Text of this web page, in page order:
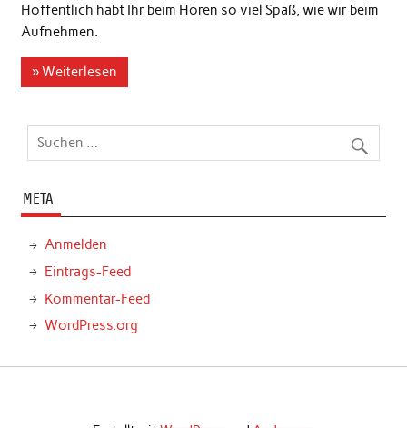
Hoffentlich habt Ihr beim Hören so viel Spaß, wie wir beim
Aufnehmen.
» Weiterlesen
META
Anmelden
Eintrags-Feed
Kommentar-Feed
WordPress.org